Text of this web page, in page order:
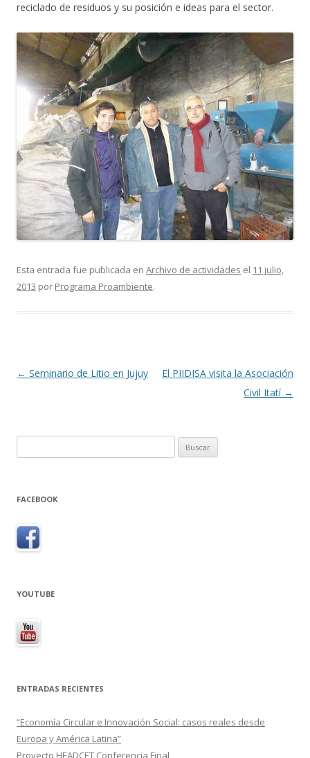
reciclado de residuos y su posición e ideas para el sector.
Esta entrada fue publicada en Archivo de actividades el 11 julio,
2013 por Programa Proambiente.
Navegación
← Seminario de Litio en Jujuy
El PIIDISA visita la Asociación
Civil Itatí →
FACEBOOK
YOUTUBE
ENTRADAS RECIENTES
“Economía Circular e Innovación Social: casos reales desde
Europa y América Latina”
Proyecto HEADCET Conferencia Final